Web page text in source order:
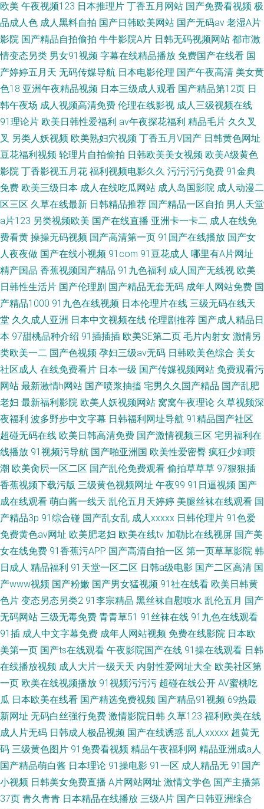
欧美 午夜视频123 日本推理片 丁香五月网站 国产免费看视频 极
品成人色 成人黑料自拍 国产日韩欧美网站 国产无码av 老湿A片
影院 国产精品自拍偷拍 牛牛影院A片 日韩无码视频网站 都市激
情变态另类 男女91视频 字幕在线精品播放 免费国产在线看 国
产婷婷五月天 无码传媒导航 日本电影伦理 国产午夜高清 美女黄
色18 亚洲午夜精品视频 日本三级成人观看 国产精品第12页 日
韩午夜场 成人视频高清免费 伦理在线影视 成人三级视频在线
91理论片 欧美日韩性爱福利 av午夜探花福利 精品毛片 久久叉
叉 另类人妖视频 欧美熟妇穴视频 丁香五月V国产 日韩黄色网址
豆花福利视频 轮理片自拍偷拍 日韩欧美美女视频 欧美A级黄色
影院 丁香影视五月花 福利视频电影久久 污污污污免费 91金典
免费 欧美三级日本 成人在线吃瓜网站 成人岛国影院 成人动漫二
区三区 久草在线最新 日韩精品推荐 国产精品一区自拍 男人天堂
a片123 另类视频欧美 国产在线直播 亚洲卡一卡二 成人在线免
费看黄 操操无码视频 国产高清第一页 91国产在线播放 国产女
人夜夜做 国产在线小视频 91com 91豆花成人 哪里有A片网址
精产国品 香蕉视频国产精品 91九色福利 成人国产无线视 欧美
日韩性生活片 国产伦理剧 国产精品无套无码 成年人网站免费 国
产精品1000 91九色在线视频 日本伦理片在线 三级无码在线天
堂 久久成人亚洲 日本中文视频在线 伦理剧推荐 国产成人精品日
本 97甜桃品种介绍 91插插插 欧美SE第二页 毛片内射女 激情另
类欧美一二 国产色视频 孕妇三级av无码 日韩欧美色综合 美女
社区成人 在线免费看片 日本一级 国产传媒视频网站 免费观看污
网站 最新激情h网站 国产喷浆抽搐 宅男久久国产精品 国产乱肥
老妇 最新福利影院 欧美人妖视频网站 窝窝午夜理论 久草视频深
夜福利 波多野步中文字幕 日韩福利网址导航 91精品国产社区
超碰无码在线 欧美日韩高清免费 国产激情视频三区 宅男福利在
线播放 91视频污导航 国产啪亚洲国 欧美性爱密臀 疯狂少妇喷
潮 欧美肏屄一区二区 国产乱伦免费观看 偷拍草草草 97狠狠插
香蕉视频下载污版 三级黄色视频网址 午夜99 91日逼视频 国产
成在线观看 萌白酱一线天 乱伦五月天婷婷 美腿丝袜在线观看 国
产精品3p 91综合碰 国产乱女乱 成人xxxxx 日韩伦理片 91色爱
免费黄色av网址 欧美肥老妇 欧美在线tv 加勒比在线视屏 国产美
女在线免费 91香蕉污APP 国产高清自拍一区 第一页草草影院 韩
日成人 精品福利 91天堂一区二区 日韩a级电影 国产二区高清 国
产www视频 国产粉嫩 国产男女猛视频 91社在线看 欧美日韩黄
色片 变态另态另类2 91李宗精品 黑丝袜自慰喷水 乱伦五月 国产
无码网站 三级无毒免费 青青草51 91丝袜在线 91九色在线观看
91插 成人中文字幕免费 成年人网站视频 免费在线影院 日本欧
美第一页 国产ts在线观看 午夜影院国产在线 91操在线观看 日韩
在线播放视频 成人大片一级天天 内射性爱网址大全 欧美社区第
一页 欧美在线视频播放 91视频污污污 超碰在线公开 AV蜜桃吃
瓜 日本欧美在线看 国产精选免费视频 国产精品91视频 69热最
新网址 无码白丝强行免费 激情影院日韩 久草123 福利欧美在线
成人片无码 日韩成人极品视频 国产在线诱惑 乱人xxxxx 超黄无
码 三级黄色图片 91免费看视频 精品午夜福利网 精品亚洲成a人
国产精品萌白酱 日本理论 91操电影 91一区 成人精品无 91国产
小视频 日韩美女免费直播 A片网站网址 激情文学色 国产主播第
37页 青久青青 日本精品在线播放 三级A片 国产日韩亚洲综合